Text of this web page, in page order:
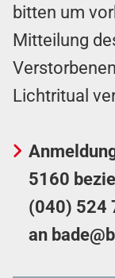
bitten um
Mitteilung
Lichtritual
5160
(040) 524
an